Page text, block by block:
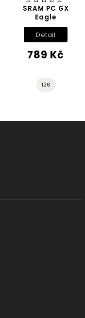
SRAM PC GX
Eagle
789 Kč
Detail
126